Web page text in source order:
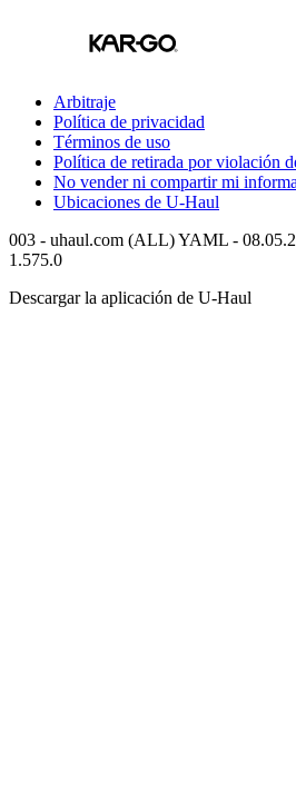
Arbitraje
Política de privacidad
Términos de uso
Política de retirada por violación
No vender ni compartir mi
Ubicaciones de U-Haul
003 - uhaul.com (ALL) YAML -
1.575.0
Descargar la aplicación de U-Haul